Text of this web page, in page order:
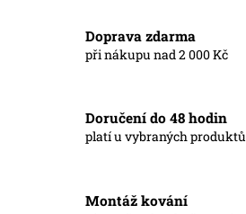
Doprava zdarma
při nákupu nad 2 000 Kč
Doručení do 48 hodin
platí u vybraných produktů
Montáž kování